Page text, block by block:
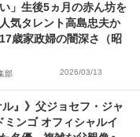
」生後5ヵ月の赤ん坊を
気タレント高島忠夫か
歳家政婦の闇深さ（昭
部 2026/03/13
』》父ジョセフ・ジャ
ンゴ オフィシャルイ